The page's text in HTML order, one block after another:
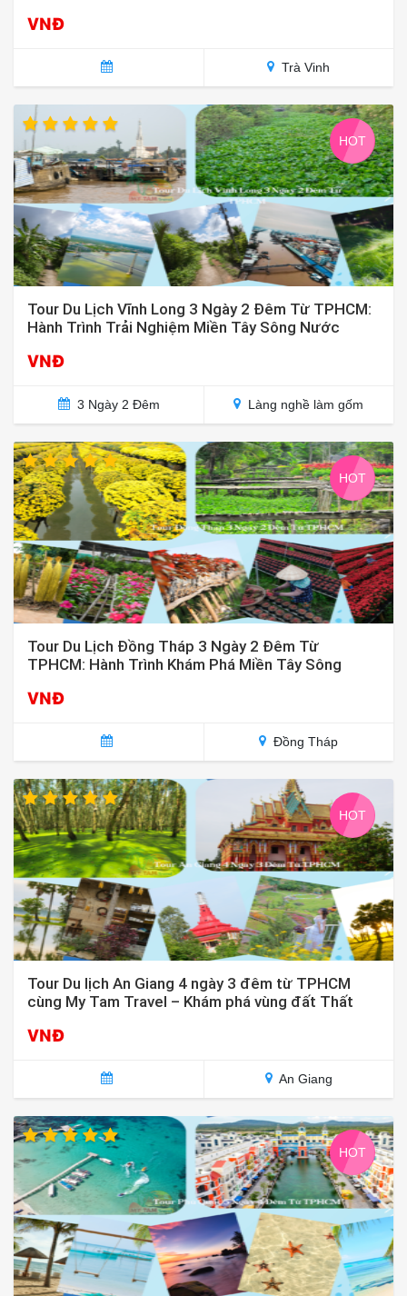
VNĐ
Trà Vinh
HOT
Tour Du Lịch Vĩnh Long 3 Ngày 2 Đêm Từ TPHCM:
Hành Trình Trải Nghiệm Miền Tây Sông Nước
VNĐ
3 Ngày 2 Đêm Làng nghề làm gốm
HOT
Tour Du Lịch Đồng Tháp 3 Ngày 2 Đêm Từ
TPHCM: Hành Trình Khám Phá Miền Tây Sông
VNĐ
Đồng Tháp
HOT
Tour Du lịch An Giang 4 ngày 3 đêm từ TPHCM
cùng My Tam Travel – Khám phá vùng đất Thất
VNĐ
An Giang
HOT